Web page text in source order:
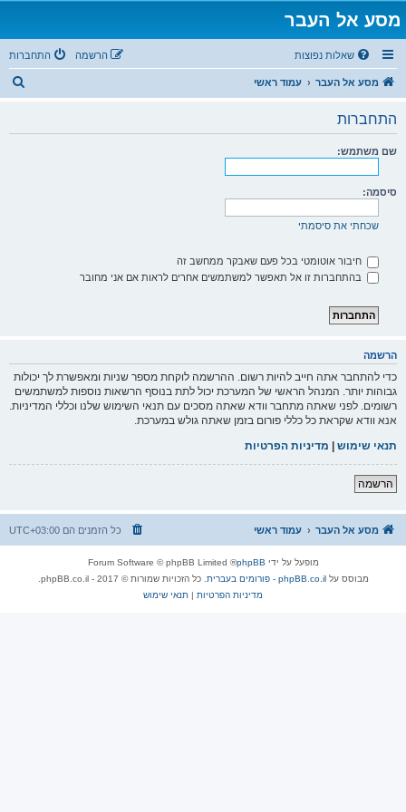
מסע אל העבר
שאלות נפוצות התחברות הרשמה
מסע אל העבר עמוד ראשי
התחברות
שם משתמש:
סיסמה:
שכחתי את סיסמתי
חיבור אוטומטי בכל פעם שאבקר ממחשב זה
בהתחברות זו אל תאפשר למשתמשים אחרים לראות אם אני מחובר
הרשמה
כדי להתחבר אתה חייב להיות רשום. ההרשמה לוקחת מספר שניות ומאפשרת לך יכולות
גבוהות יותר. המנהל הראשי של המערכת יכול לתת בנוסף הרשאות נוספות למשתמשים
רשומים. לפני שאתה מתחבר וודא שאתה מסכים עם תנאי השימוש שלנו וכללי המדיניות.
אנא וודא שקראת כל כללי פורום בזמן שאתה גולש במערכת.
תנאי שימוש | מדיניות הפרטיות
הרשמה
מסע אל העבר עמוד ראשי כל הזמנים הם UTC+03:00
מופעל על ידי phpBB
® Forum Software © phpBB Limited
מבוסס עלphpBB.co.il - פורומים בעברית
. כל הזכויות שמורות © 2017 - phpBB.co.il.
מדיניות הפרטיות | תנאי שימוש